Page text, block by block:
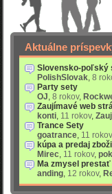
Aktuálne
Slovensko-poľský
PolishSlovak, 8
Party sety
OJ, 8 rokov,
Zaujímavé web
konti, 11 rokov,
Trance Sety
goatrance, 11 rokov
kúpa a predaj
Mirec, 11 rokov,
Ma zmysel
anding, 12 rokov,